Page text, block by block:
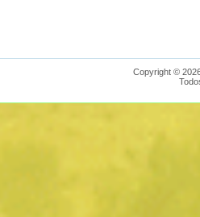
Copyright ©